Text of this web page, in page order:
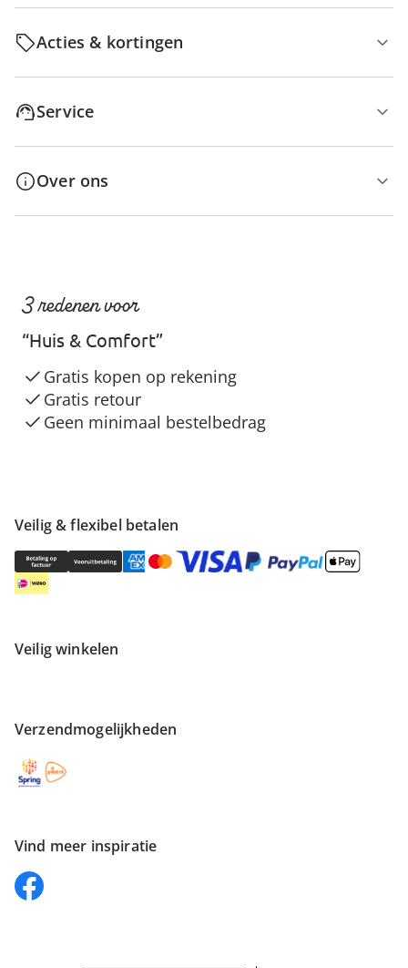
Acties & kortingen
Service
Over ons
Veilig & flexibel betalen
Veilig winkelen
Verzendmogelijkheden
Vind meer inspiratie
3 redenen voor
“Huis & Comfort”
Gratis kopen op rekening
Gratis retour
Geen minimaal bestelbedrag